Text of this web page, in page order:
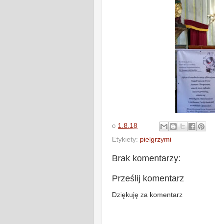
o 1.8.18
Etykiety: pielgrzymi
Brak komentarzy:
Prześlij komentarz
Dziękuję za komentarz